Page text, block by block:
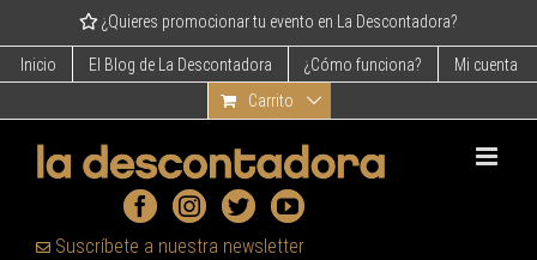
content
¿Quieres promocionar tu evento en La Descontadora?
Inicio El Blog de La Descontadora ¿Cómo funciona?
Mi cuenta
Carrito
Suscríbete a nuestra newsletter